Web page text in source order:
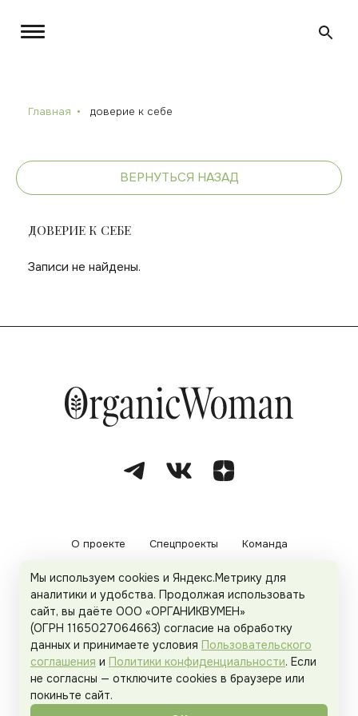
Главная доверие к себе
ВЕРНУТЬСЯ НАЗАД
ДОВЕРИЕ К СЕБЕ
Записи не найдены.
О проекте Спецпроекты Команда
Рекламодателям Политика конфиденциальности
Пользовательское соглашение
Organicwoman.ru . Все права защищены.
Мы используем cookies и Яндекс.Метрику для
аналитики и удобства. Продолжая использовать
сайт, вы даёте ООО «ОРГАНИКВУМЕН»
(ОГРН 1165027064663) согласие на обработку
данных и принимаете условия Пользовательского
соглашения и Политики конфиденциальности. Если
не согласны — отключите cookies в браузере или
покиньте сайт.